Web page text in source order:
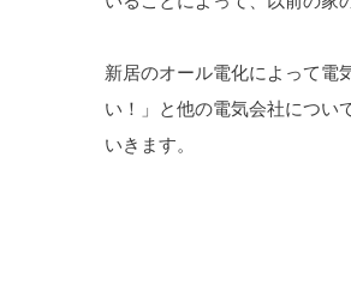
新居のオール電化によって電
い！」と他の電気会社につい
いきます。